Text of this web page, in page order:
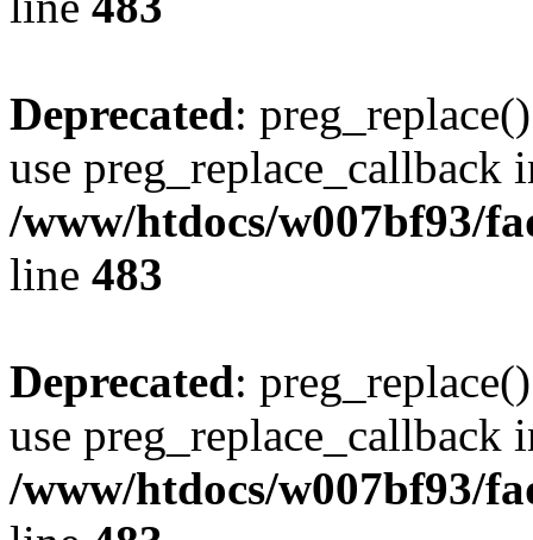
Deprecated:
use preg_replace_callback
/www/htdocs/w007bf93/
line 483
Deprecated:
use preg_replace_callback
/www/htdocs/w007bf93/